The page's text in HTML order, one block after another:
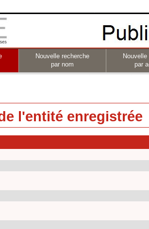
Nouvelle recherche
par nom
par
l'entité enregistrée